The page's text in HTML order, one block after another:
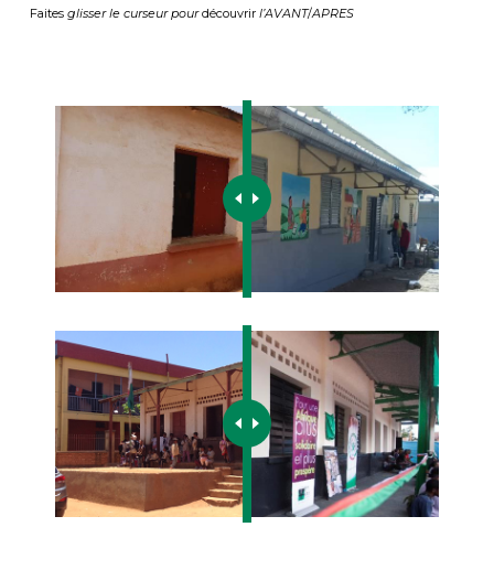
Faitesglisser le curseur pourdécouvrirl’AVANT/APRES